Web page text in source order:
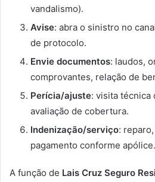
vandalismo).
Avise: abra o sinistro no
de protocolo.
Envie documentos: laudos,
comprovantes, relação de
Perícia/ajuste: visita técnica
avaliação de cobertura.
Indenização/serviço:
pagamento conforme apólice.
A função de Lais Cruz Seguro